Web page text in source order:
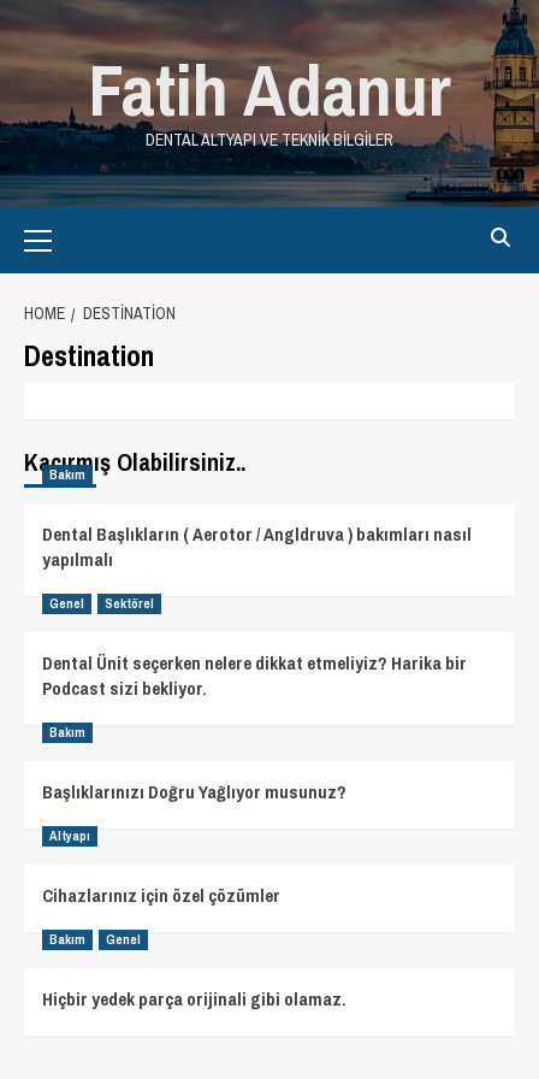
content
Fatih Adanur
DENTAL ALTYAPI VE TEKNIK BILGILER
Menu
HOME DESTINATION
Destination
Kaçırmış Olabilirsiniz..
Bakım
Dental Başlıkların ( Aerotor / Angldruva ) bakımları nasıl
yapılmalı
Genel Sektörel
Dental Ünit seçerken nelere dikkat etmeliyiz? Harika bir
Podcast sizi bekliyor.
Bakım
Başlıklarınızı Doğru Yağlıyor musunuz?
Altyapı
Cihazlarınız için özel çözümler
Bakım Genel
Hiçbir yedek parça orijinali gibi olamaz.